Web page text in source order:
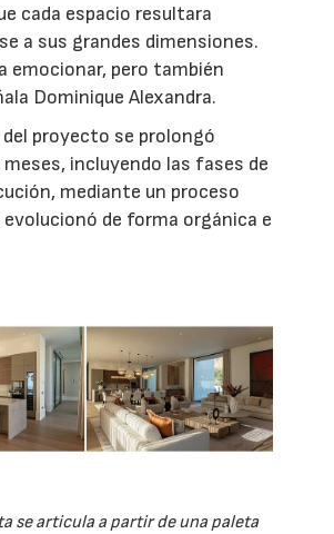
cada espacio resultara
a sus grandes dimensiones.
emocionar, pero también
Dominique Alexandra.
del proyecto se prolongó
incluyendo las fases de
mediante un proceso
de forma orgánica e
se articula a partir de una paleta